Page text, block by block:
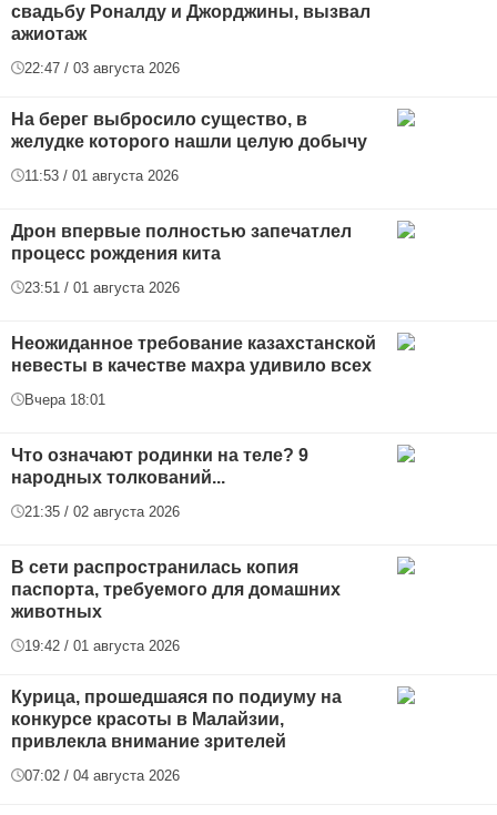
свадьбу Роналду и Джорджины, вызвал
ажиотаж
22:47 / 03 августа 2026
На берег выбросило существо, в
желудке которого нашли целую добычу
11:53 / 01 августа 2026
Дрон впервые полностью запечатлел
процесс рождения кита
23:51 / 01 августа 2026
Неожиданное требование казахстанской
невесты в качестве махра удивило всех
Вчера 18:01
Что означают родинки на теле? 9
народных толкований...
21:35 / 02 августа 2026
В сети распространилась копия
паспорта, требуемого для домашних
животных
19:42 / 01 августа 2026
Курица, прошедшаяся по подиуму на
конкурсе красоты в Малайзии,
привлекла внимание зрителей
07:02 / 04 августа 2026